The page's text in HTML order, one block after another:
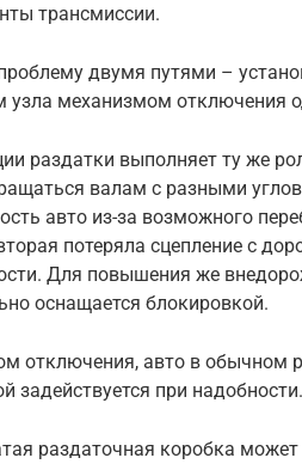
трансмиссии.
двумя путями –
узла механизмом отключения
раздатки выполняет ту же
валам с разными
авто из-за возможного
потеряла сцепление с
Для повышения же
оснащается блокировкой.
отключения, авто в обычном
задействуется при надобности.
раздаточная коробка